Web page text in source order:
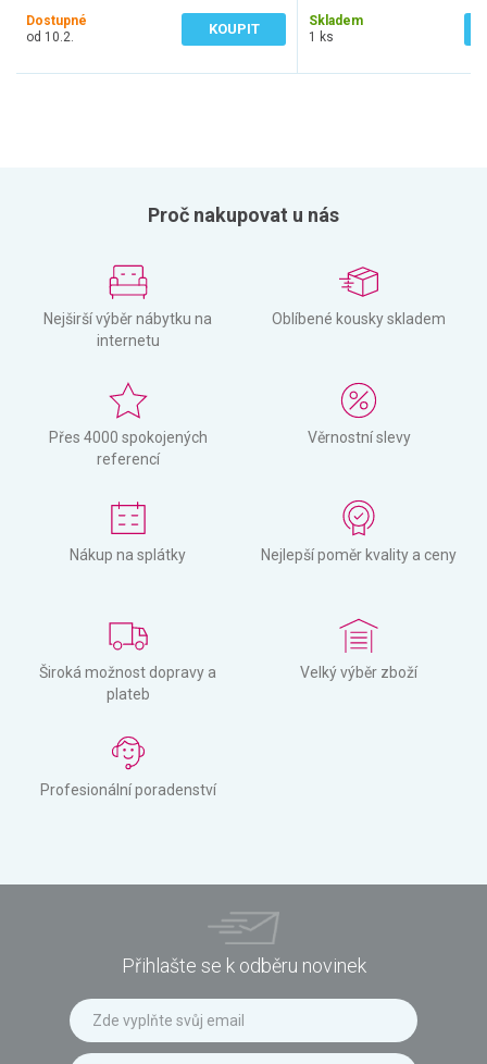
Dostupné
od 10.2.
KOUPIT
Skladem
1 ks
Proč nakupovat u nás
Nejširší výběr nábytku na
internetu
Oblíbené kousky skladem
Přes 4000 spokojených
referencí
Věrnostní slevy
Nákup na splátky Nejlepší poměr kvality a ceny
Široká možnost dopravy a
plateb
Velký výběr zboží
Profesionální poradenství
Přihlašte se k odběru novinek